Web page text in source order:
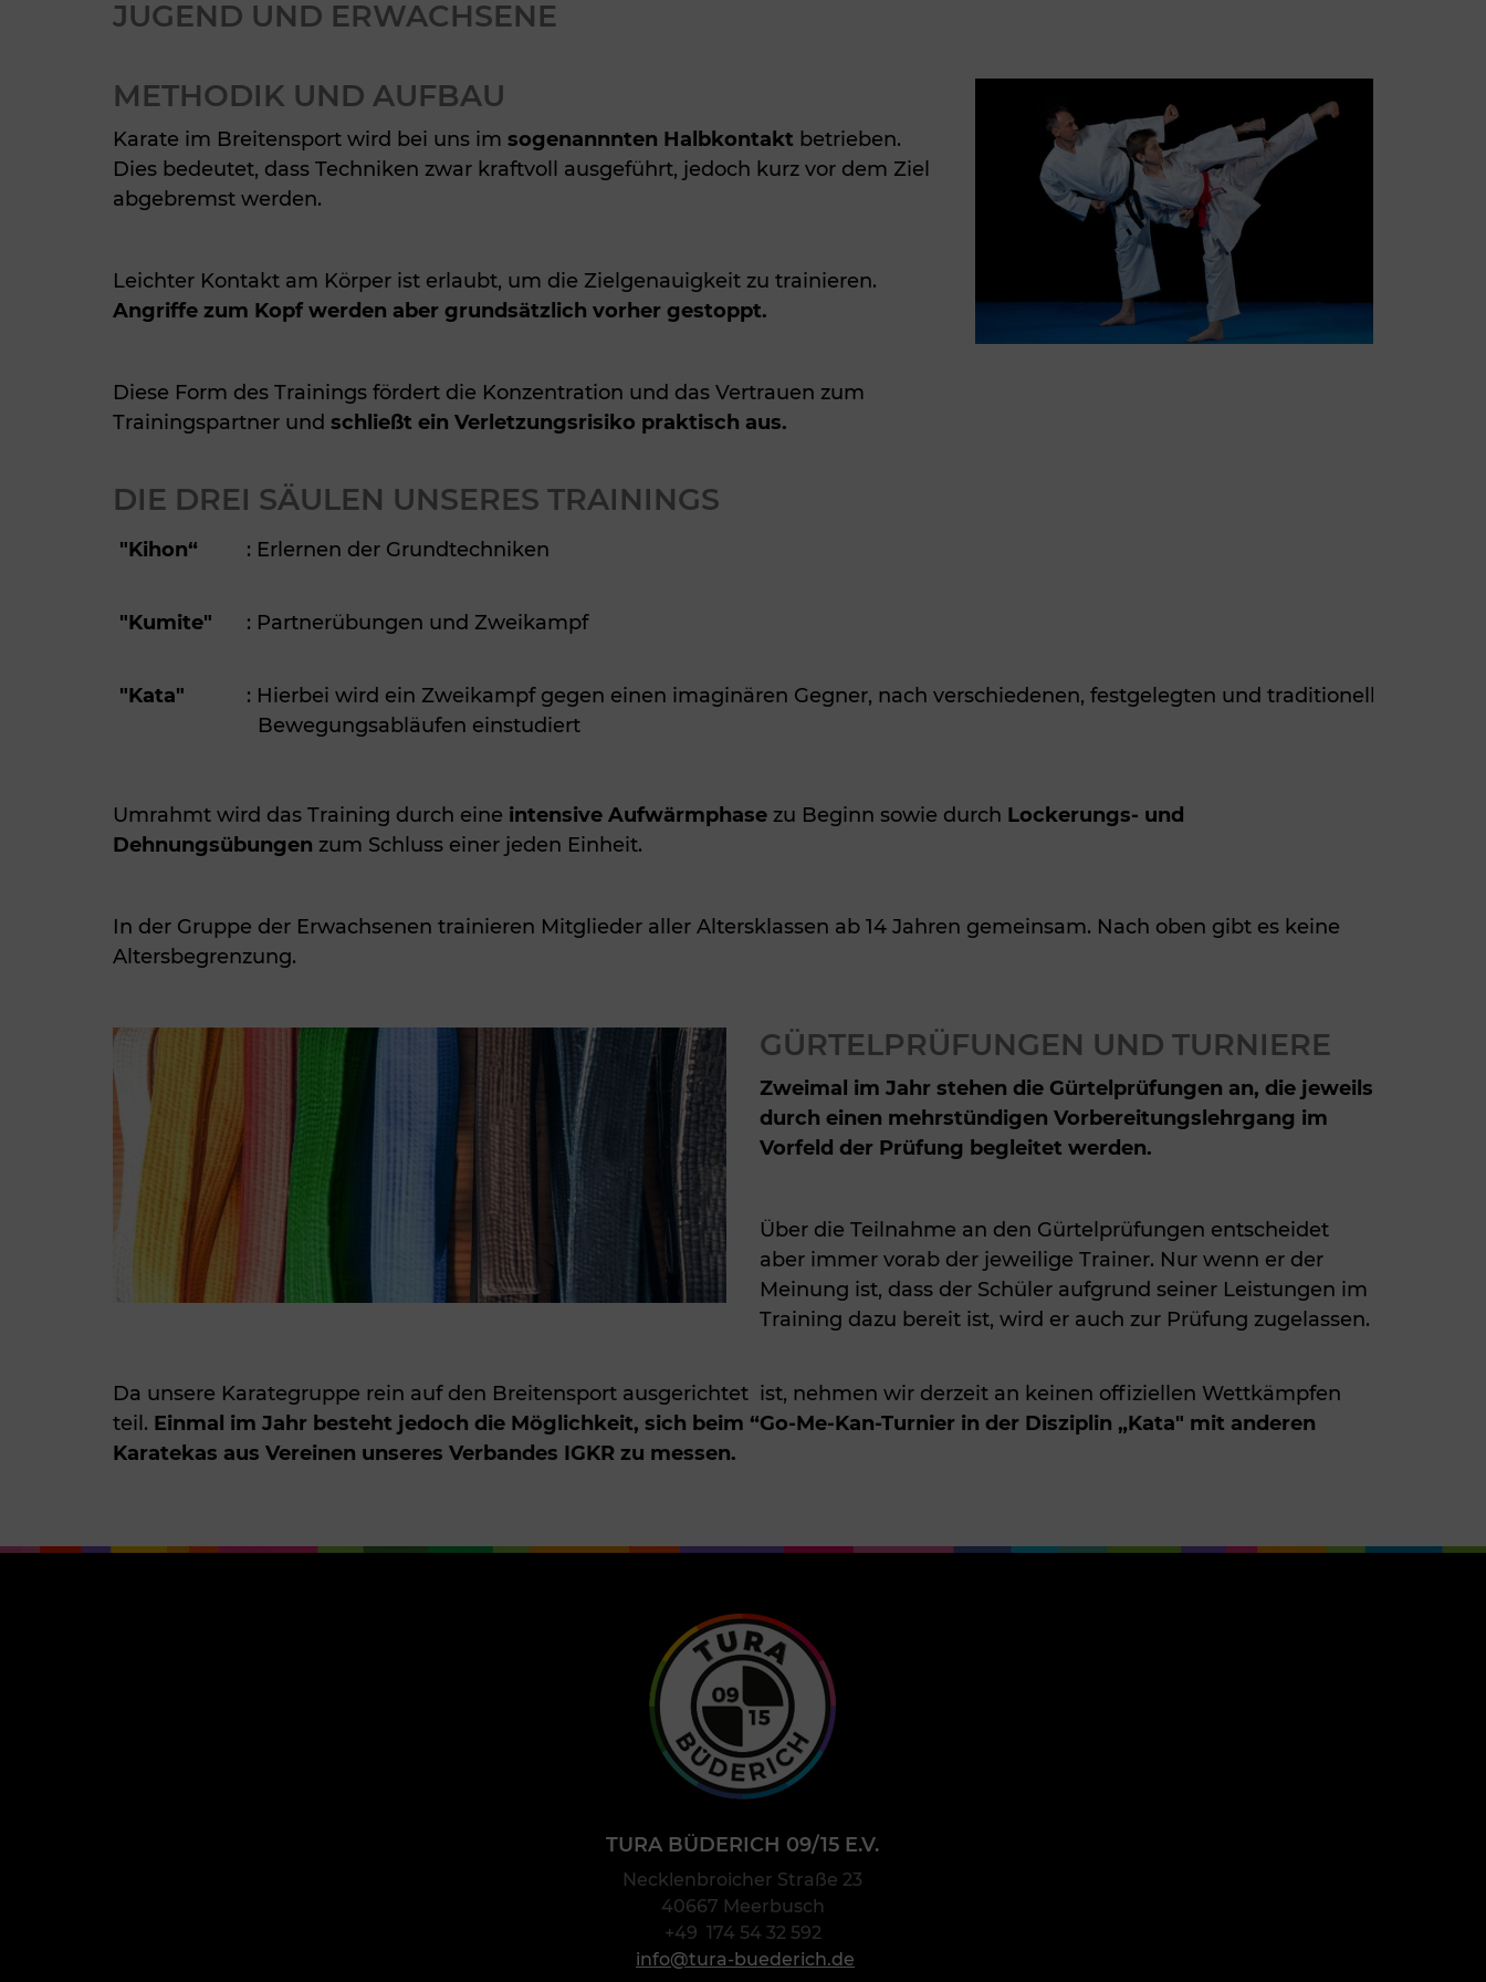
JUGEND UND ERWACHSENE
METHODIK UND AUFBAU
Karate im Breitensport wird bei uns im sogenannnten Halbkontakt betrieben.
Dies bedeutet, dass Techniken zwar kraftvoll ausgeführt, jedoch kurz vor dem Ziel
abgebremst werden.
Leichter Kontakt am Körper ist erlaubt, um die Zielgenauigkeit zu trainieren.
Angriffe zum Kopf werden aber grundsätzlich vorher gestoppt.
Diese Form des Trainings fördert die Konzentration und das Vertrauen zum
Trainingspartner und schließt ein Verletzungsrisiko praktisch aus.
DIE DREI SÄULEN UNSERES TRAININGS
"Kihon“ : Erlernen der Grundtechniken
"Kumite" : Partnerübungen und Zweikampf
"Kata"
: Hierbei wird ein Zweikampf gegen einen imaginären Gegner, nach verschiedenen, festgelegten und traditionell
Bewegungsabläufen einstudiert
Umrahmt wird das Training durch eine intensive Aufwärmphase zu Beginn sowie durch Lockerungs- und
Dehnungsübungen zum Schluss einer jeden Einheit.
In der Gruppe der Erwachsenen trainieren Mitglieder aller Altersklassen ab 14 Jahren gemeinsam. Nach oben gibt es keine
Altersbegrenzung.
GÜRTELPRÜFUNGEN UND TURNIERE
Zweimal im Jahr stehen die Gürtelprüfungen an, die jeweils
durch einen mehrstündigen Vorbereitungslehrgang im
Vorfeld der Prüfung begleitet werden.
Über die Teilnahme an den Gürtelprüfungen entscheidet
aber immer vorab der jeweilige Trainer. Nur wenn er der
Meinung ist, dass der Schüler aufgrund seiner Leistungen im
Training dazu bereit ist, wird er auch zur Prüfung zugelassen.
Da unsere Karategruppe rein auf den Breitensport ausgerichtet ist, nehmen wir derzeit an keinen offiziellen Wettkämpfen
teil. Einmal im Jahr besteht jedoch die Möglichkeit, sich beim “Go-Me-Kan-Turnier in der Disziplin „Kata" mit anderen
Karatekas aus Vereinen unseres Verbandes IGKR zu messen.
TURA BÜDERICH 09/15 E.V.
Necklenbroicher Straße 23
40667 Meerbusch
+49 174 54 32 592
info@tura-buederich.de